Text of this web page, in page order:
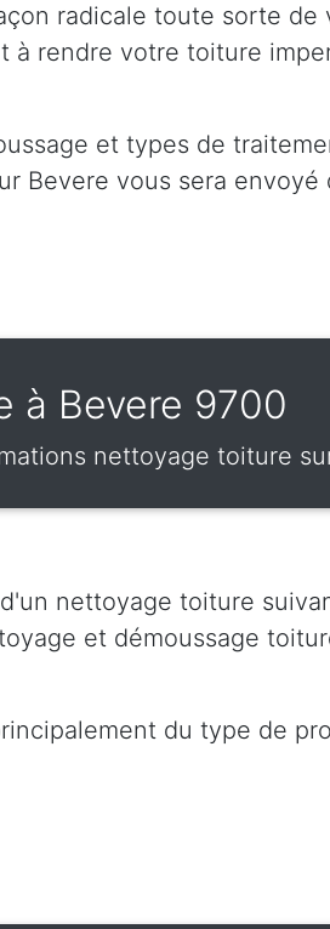
radicale toute sorte de
à rendre votre toiture
et types de
Bevere vous sera envoyé
à Bevere 9700
nettoyage toiture
nettoyage toiture
et démoussage
du type de